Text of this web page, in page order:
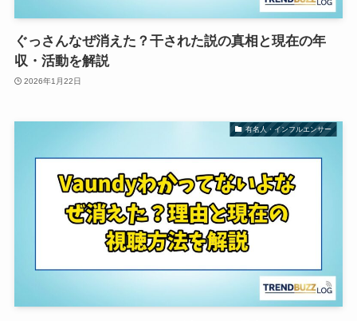
ぐっさんなぜ消えた？干された説の真相と現在の年
収・活動を解説
2026年1月22日
有名人・インフルエンサー